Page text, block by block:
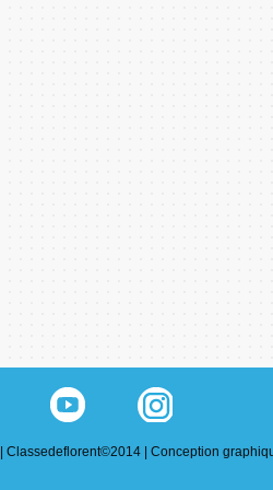
Classedeflorent©2014 | Conception